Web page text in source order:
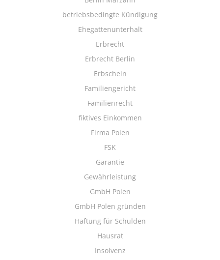
betriebsbedingte Kündigung
Ehegattenunterhalt
Erbrecht
Erbrecht Berlin
Erbschein
Familiengericht
Familienrecht
fiktives Einkommen
Firma Polen
FSK
Garantie
Gewährleistung
GmbH Polen
GmbH Polen gründen
Haftung für Schulden
Hausrat
Insolvenz